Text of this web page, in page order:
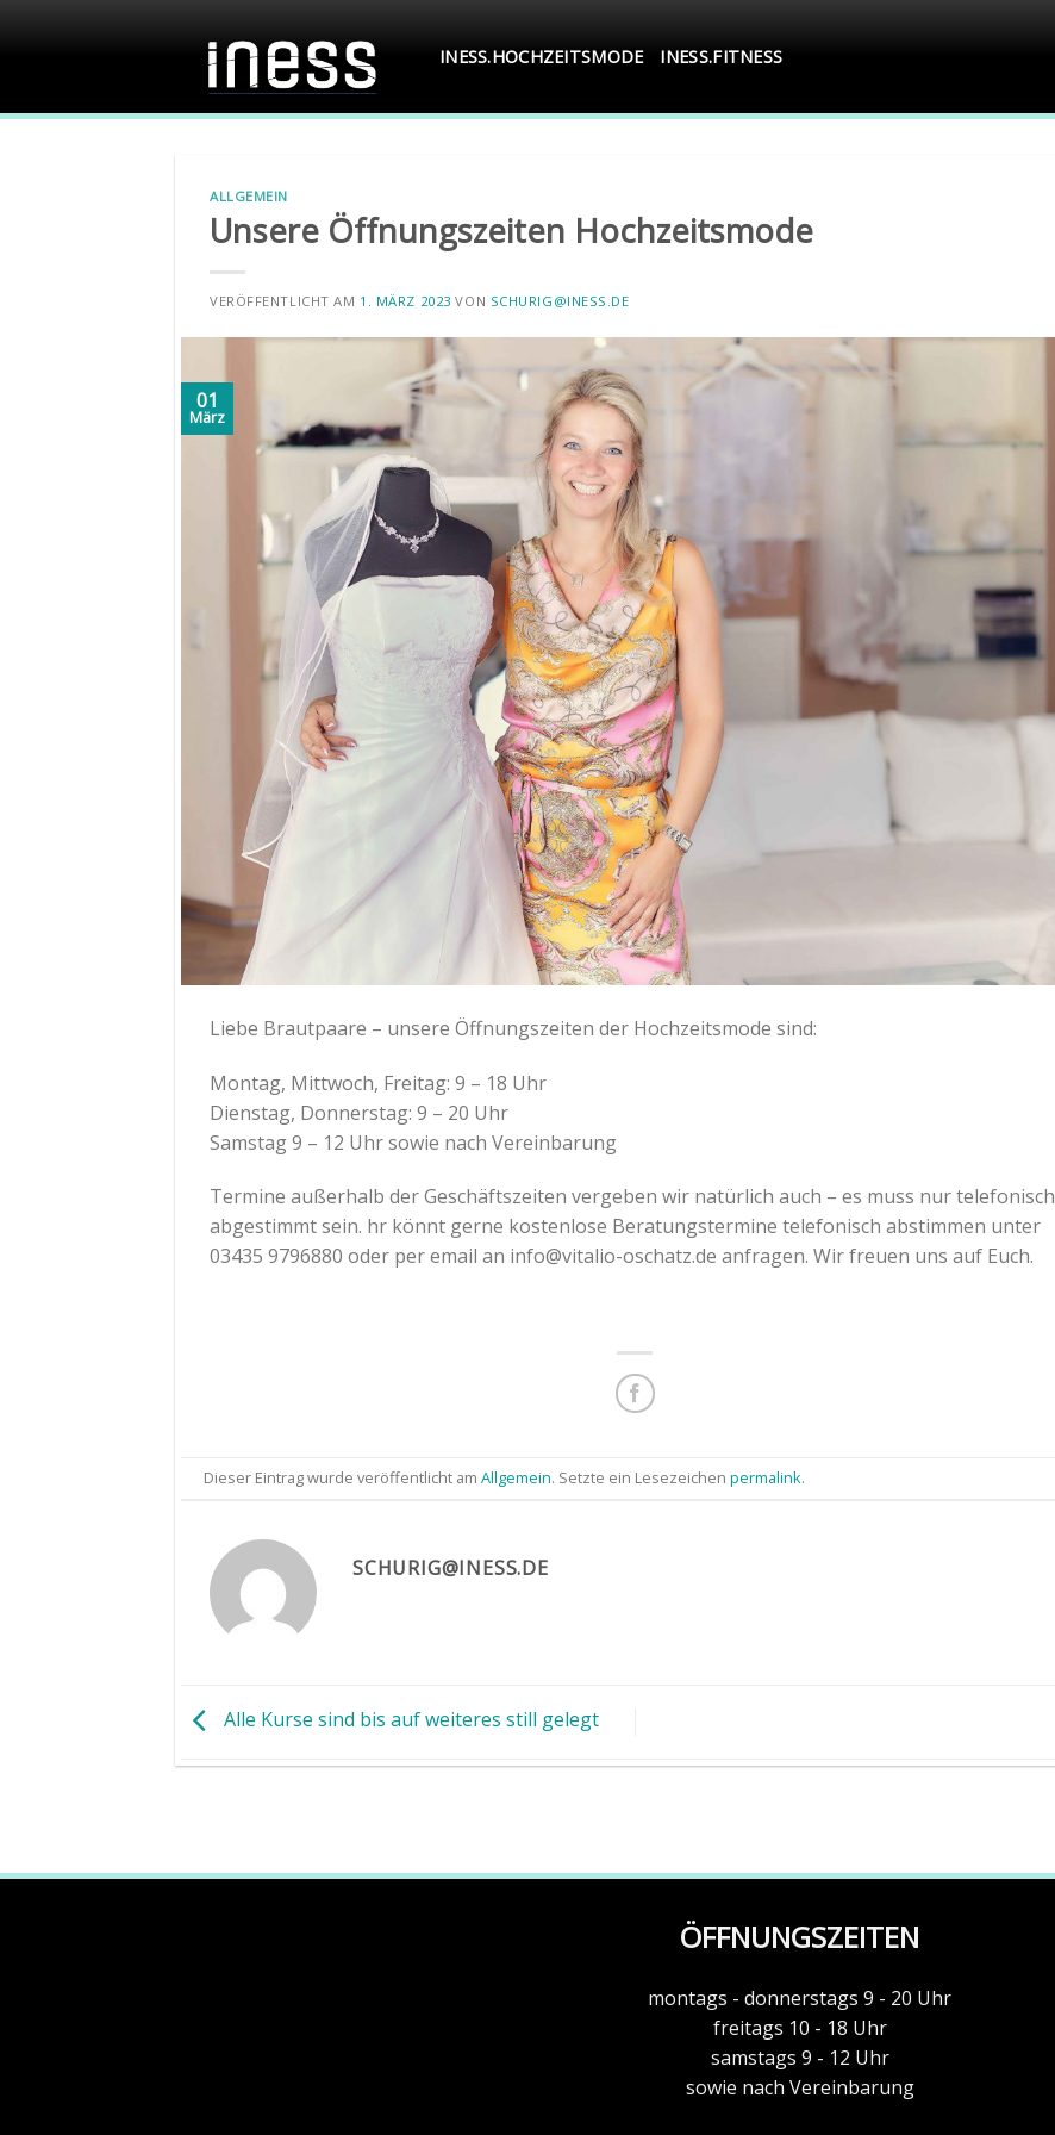
INESS.HOCHZEITSMODE INESS.FITNESS
ALLGEMEIN
Unsere Öffnungszeiten Hochzeitsmode
VERÖFFENTLICHT AM 1. MÄRZ 2023 VON SCHURIG@INESS.DE
01
März
Liebe Brautpaare – unsere Öffnungszeiten der Hochzeitsmode sind:
Montag, Mittwoch, Freitag: 9 – 18 Uhr
Dienstag, Donnerstag: 9 – 20 Uhr
Samstag 9 – 12 Uhr sowie nach Vereinbarung
Termine außerhalb der Geschäftszeiten vergeben wir natürlich auch – es muss nur telefonisch
abgestimmt sein. hr könnt gerne kostenlose Beratungstermine telefonisch abstimmen unter
03435 9796880 oder per email an info@vitalio-oschatz.de anfragen. Wir freuen uns auf Euch.
Dieser Eintrag wurde veröffentlicht amAllgemein. Setzte ein Lesezeichenpermalink.
SCHURIG@INESS.DE
Alle Kurse sind bis auf weiteres still gelegt
ÖFFNUNGSZEITEN
montags - donnerstags 9 - 20 Uhr
freitags 10 - 18 Uhr
samstags 9 - 12 Uhr
sowie nach Vereinbarung